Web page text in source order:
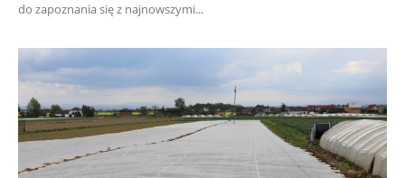
do zapoznania się z najnowszymi...